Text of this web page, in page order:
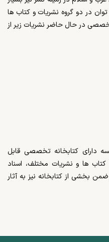
در دو گروه نشریات و کتاب ها
در حال حاضر نشریات زیر از
دارای کتابخانه تخصصی قابل
ها و نشریات مختلف، اسناد
بخشی از کتابخانه نیز به آثار